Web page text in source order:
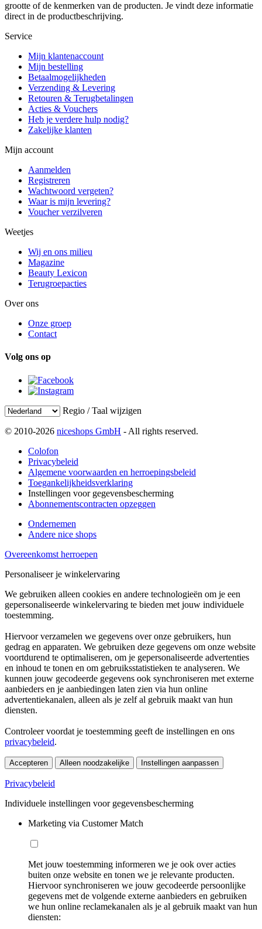
grootte of de kenmerken van de producten. Je vindt deze informatie
direct in de productbeschrijving.
Service
Mijn klantenaccount
Mijn bestelling
Betaalmogelijkheden
Verzending & Levering
Retouren & Terugbetalingen
Acties & Vouchers
Heb je verdere hulp nodig?
Zakelijke klanten
Mijn account
Aanmelden
Registreren
Wachtwoord vergeten?
Waar is mijn levering?
Voucher verzilveren
Weetjes
Wij en ons milieu
Magazine
Beauty Lexicon
Terugroepacties
Over ons
Onze groep
Contact
Volg ons op
Regio / Taal wijzigen
© 2010-2026 niceshops GmbH - All rights reserved.
Colofon
Privacybeleid
Algemene voorwaarden en herroepingsbeleid
Toegankelijkheidsverklaring
Instellingen voor gegevensbescherming
Abonnementscontracten opzeggen
Ondernemen
Andere nice shops
Overeenkomst herroepen
Personaliseer je winkelervaring
We gebruiken alleen cookies en andere technologieën om je een
gepersonaliseerde winkelervaring te bieden met jouw individuele
toestemming.
Hiervoor verzamelen we gegevens over onze gebruikers, hun
gedrag en apparaten. We gebruiken deze gegevens om onze website
voortdurend te optimaliseren, om je gepersonaliseerde advertenties
en inhoud te tonen en om gebruiksstatistieken te analyseren. We
kunnen jouw gecodeerde gegevens ook synchroniseren met externe
aanbieders en je aanbiedingen laten zien via hun online
advertentiekanalen, alleen als je zelf al gebruik maakt van hun
diensten.
Controleer voordat je toestemming geeft de instellingen en ons
privacybeleid.
Accepteren Alleen noodzakelijke Instellingen aanpassen
Privacybeleid
Individuele instellingen voor gegevensbescherming
Marketing via Customer Match
Met jouw toestemming informeren we je ook over acties
buiten onze website en tonen we je relevante producten.
Hiervoor synchroniseren we jouw gecodeerde persoonlijke
gegevens met de volgende externe aanbieders en gebruiken
we hun online reclamekanalen als je al gebruik maakt van hun
diensten: